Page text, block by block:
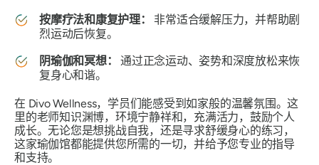
按摩疗法和康复护理：
非常适合缓解压力，并帮助剧
烈运动后恢复。
阴瑜伽和冥想：
通过正念运动、姿势和深度放松来恢
复身心和谐。
在 Divo Wellness，学员们能感受到如家般的温馨氛围。这
里的老师知识渊博，环境宁静祥和，充满活力，鼓励个人
成长。无论您是想挑战自我，还是寻求舒缓身心的练习，
这家瑜伽馆都能提供您所需的一切，并给予您专业的指导
和支持。